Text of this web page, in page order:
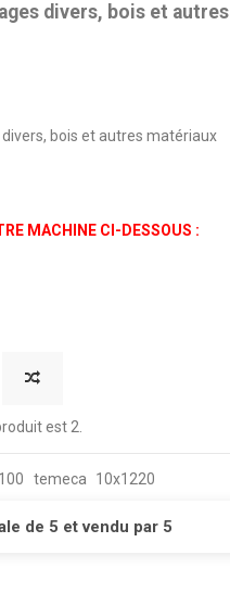
divers, bois et autres
bois et autres matériaux
MACHINE CI-DESSOUS :
est 2.
temeca 10x1220
de 5 et vendu par 5